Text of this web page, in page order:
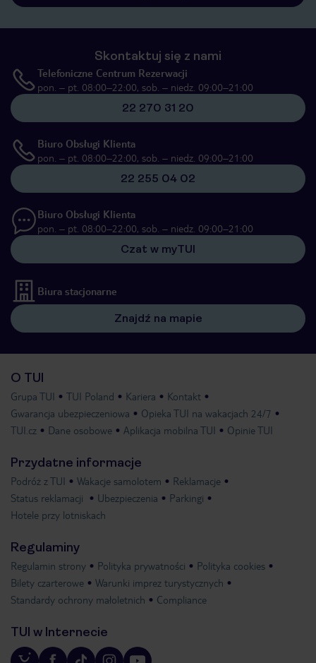
Skontaktuj się z nami
Telefoniczne Centrum Rezerwacji
pon. – pt. 08:00–22:00, sob. – niedz. 09:00–21:00
22 270 31 20
Biuro Obsługi Klienta
pon. – pt. 08:00–22:00, sob. – niedz. 09:00–21:00
22 255 04 02
Biuro Obsługi Klienta
pon. – pt. 08:00–22:00, sob. – niedz. 09:00–21:00
Czat w myTUI
Biura stacjonarne
Znajdź na mapie
O TUI
Grupa TUI TUI Poland Kariera
Kontakt
Gwarancja ubezpieczeniowa
Opieka TUI na wakacjach 24/7
TUI.cz
Dane osobowe Aplikacja mobilna TUI Opinie TUI
Przydatne informacje
Podróż z TUI Wakacje samolotem
Reklamacje
Status reklamacji
Ubezpieczenia
Parkingi
Hotele przy lotniskach
Regulaminy
Regulamin strony Polityka prywatności
Polityka cookies
Bilety czarterowe
Warunki imprez turystycznych
Standardy ochrony małoletnich
Compliance
TUI w Internecie